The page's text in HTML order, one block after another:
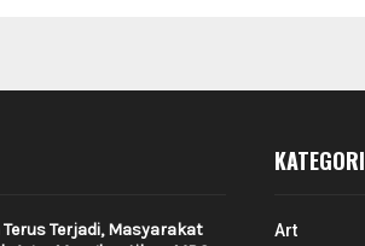
Terjadi, Masyarakat
KATEGORI
Art